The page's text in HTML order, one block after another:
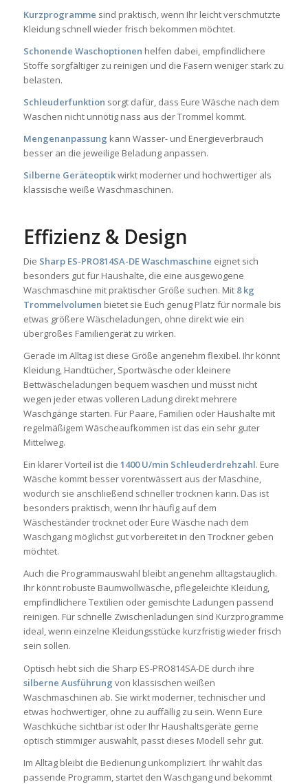
Kurzprogramme sind praktisch, wenn Ihr leicht verschmutzte
Kleidung schnell wieder frisch bekommen möchtet.
Schonende Waschoptionen helfen dabei, empfindlichere
Stoffe sorgfältiger zu reinigen und die Fasern weniger stark zu
belasten.
Schleuderfunktion sorgt dafür, dass Eure Wäsche nach dem
Waschen nicht unnötig nass aus der Trommel kommt.
Mengenanpassung kann Wasser- und Energieverbrauch
besser an die jeweilige Beladung anpassen.
Silberne Geräteoptikwirkt moderner und hochwertiger als
klassische weiße Waschmaschinen.
Effizienz & Design
Die Sharp ES-PRO814SA-DE Waschmaschine eignet sich
besonders gut für Haushalte, die eine ausgewogene
Waschmaschine mit praktischer Größe suchen. Mit 8 kg
Trommelvolumen bietet sie Euch genug Platz für normale bis
etwas größere Wäscheladungen, ohne direkt wie ein
übergroßes Familiengerät zu wirken.
Gerade im Alltag ist diese Größe angenehm flexibel. Ihr könnt
Kleidung, Handtücher, Sportwäsche oder kleinere
Bettwäscheladungen bequem waschen und müsst nicht
wegen jeder etwas volleren Ladung direkt mehrere
Waschgänge starten. Für Paare, Familien oder Haushalte mit
regelmäßigem Wäscheaufkommen ist das ein sehr guter
Mittelweg.
Ein klarer Vorteil ist die 1400 U/min Schleuderdrehzahl. Eure
Wäsche kommt besser vorentwässert aus der Maschine,
wodurch sie anschließend schneller trocknen kann. Das ist
besonders praktisch, wenn Ihr häufig auf dem
Wäscheständer trocknet oder Eure Wäsche nach dem
Waschgang möglichst gut vorbereitet in den Trockner geben
möchtet.
Auch die Programmauswahl bleibt angenehm alltagstauglich.
Ihr könnt robuste Baumwollwäsche, pflegeleichte Kleidung,
empfindlichere Textilien oder gemischte Ladungen passend
reinigen. Für schnelle Zwischenladungen sind Kurzprogramme
ideal, wenn einzelne Kleidungsstücke kurzfristig wieder frisch
sein sollen.
Optisch hebt sich die Sharp ES-PRO814SA-DE durch ihre
silberne Ausführung von klassischen weißen
Waschmaschinen ab. Sie wirkt moderner, technischer und
etwas hochwertiger, ohne zu auffällig zu sein. Wenn Eure
Waschküche sichtbar ist oder Ihr Haushaltsgeräte gerne
optisch stimmiger auswählt, passt dieses Modell sehr gut.
Im Alltag bleibt die Bedienung unkompliziert. Ihr wählt das
passende Programm, startet den Waschgang und bekommt